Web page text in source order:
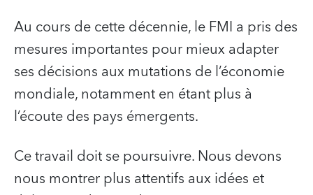
Au cours de cette décennie, le FMI a pris des
mesures importantes pour mieux adapter
ses décisions aux mutations de l’économie
mondiale, notamment en étant plus à
l’écoute des pays émergents.
Ce travail doit se poursuivre. Nous devons
nous montrer plus attentifs aux idées et